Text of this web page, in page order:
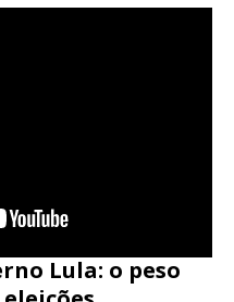
Lula: o peso